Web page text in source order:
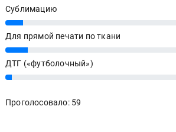
Сублимацию
8%
Для прямой печати по ткани
10%
ДТГ («футболочный»)
3%
Проголосовало: 59